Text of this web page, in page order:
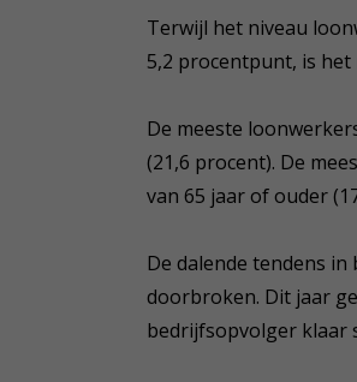
Terwijl het niveau
5,2 procentpunt, is
De meeste
(21,6 procent). De
van 65 jaar of ouder
De dalende tendens
doorbroken. Dit jaar
bedrijfsopvolger klaar